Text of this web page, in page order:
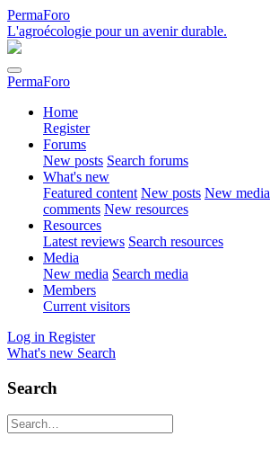
PermaForo
L'agroécologie pour un avenir durable.
PermaForo
Home
Register
Forums
New posts Search forums
What's new
Featured content New posts New media
comments New resources
Resources
Latest reviews Search resources
Media
New media Search media
Members
Current visitors
Log in Register
What's new Search
Search